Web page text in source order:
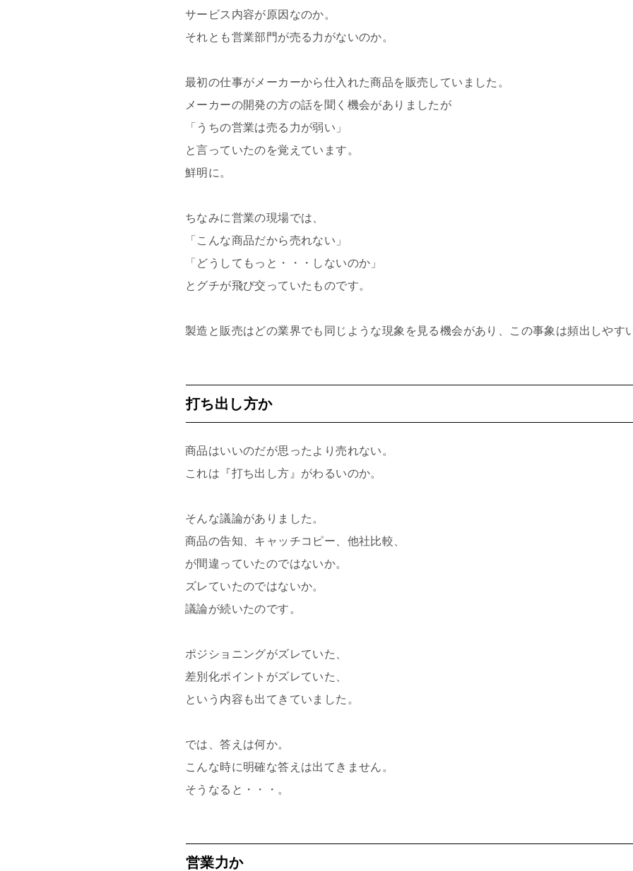
サービス内容が原因なのか。
それとも営業部門が売る力がないのか。
最初の仕事がメーカーから仕入れた商品を販売していました。
メーカーの開発の方の話を聞く機会がありましたが
「うちの営業は売る力が弱い」
と言っていたのを覚えています。
鮮明に。
ちなみに営業の現場では、
「こんな商品だから売れない」
「どうしてもっと・・・しないのか」
とグチが飛び交っていたものです。
製造と販売はどの業界でも同じような現象を見る機会があり、この事象は頻出しやす
打ち出し方か
商品はいいのだが思ったより売れない。
これは『打ち出し方』がわるいのか。
そんな議論がありました。
商品の告知、キャッチコピー、他社比較、
が間違っていたのではないか。
ズレていたのではないか。
議論が続いたのです。
ポジショニングがズレていた、
差別化ポイントがズレていた、
という内容も出てきていました。
では、答えは何か。
こんな時に明確な答えは出てきません。
そうなると・・・。
営業力か